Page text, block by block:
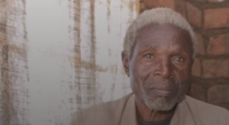
Spendenaktionen
Jede Oma zählt
BMW Berlin-Marathon
Berichte